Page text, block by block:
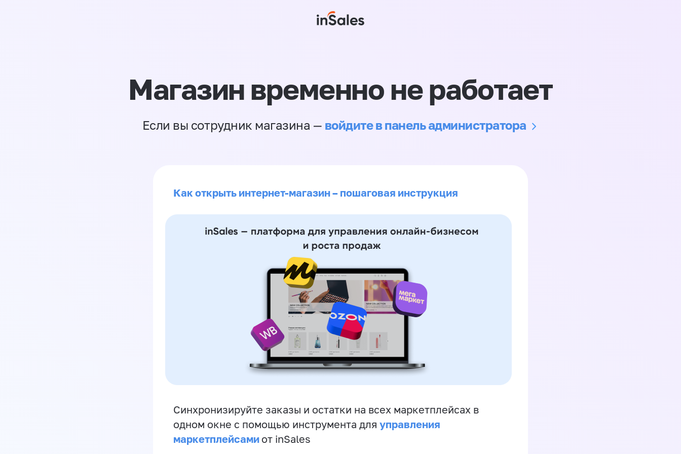
Магазин временно не работает
Если вы сотрудник магазина — войдите в панель администратора
Как открыть интернет-магазин – пошаговая инструкция
Синхронизируйте заказы и остатки на всех маркетплейсах в
одном окне с помощью инструмента для управления
маркетплейсами от inSales